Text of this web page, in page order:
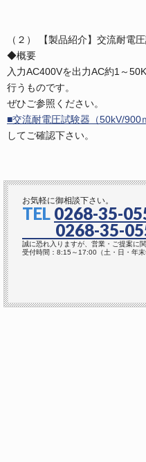
（２） 【製品紹介】交流耐電
◆概要
入力AC400Vを出力AC約1～
行うものです。
ぜひご参照ください。
■交流耐電圧試験器（50kV/
してご確認下さい。
お気軽に御相談下さい。
TEL 0268-35-
0268-35-
誠に恐れ入りますが、営業・ご提案に
受付時間：8:15～17:00（土・日・年末